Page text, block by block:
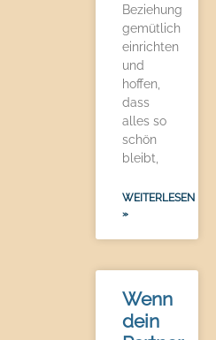
Beziehung
gemütlich
einrichten
und
hoffen,
dass
alles so
schön
bleibt,
WEITERLESEN
»
Wenn
dein